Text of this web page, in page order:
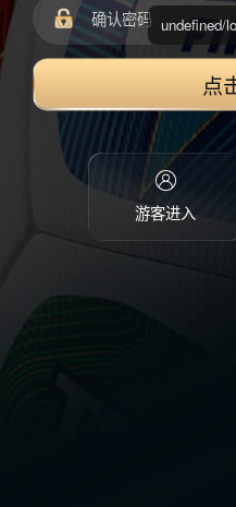
点
游客进入
undefined/